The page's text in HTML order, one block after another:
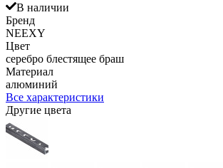
В наличии
Бренд
NEEXY
Цвет
серебро блестящее браш
Материал
алюминий
Все характеристики
Другие цвета